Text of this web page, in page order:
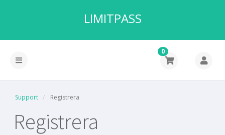
LIMITPASS
0
Support Registrera
Registrera